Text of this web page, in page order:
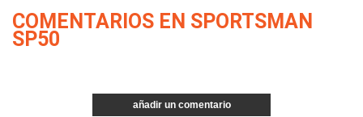
COMENTARIOS EN SPORTSMAN
SP50
añadir un comentario